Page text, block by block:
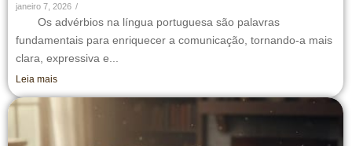
janeiro 7, 2026 /
Os advérbios na língua portuguesa são palavras
fundamentais para enriquecer a comunicação, tornando-a mais
clara, expressiva e...
Leia mais